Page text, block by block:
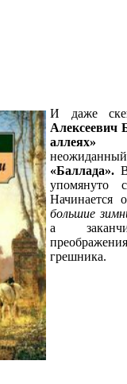
И даже
Алексеевич
аллеях»
«Баллада».
упомянуто
Начинается
большие
а
грешника.